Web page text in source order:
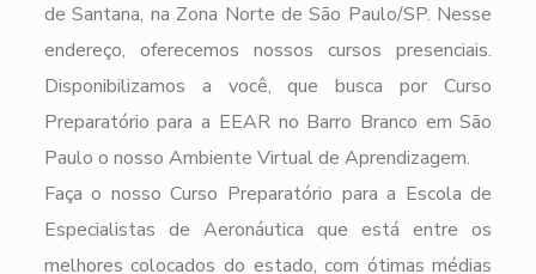
de Santana, na Zona Norte de São Paulo/SP. Nesse
endereço, oferecemos nossos cursos presenciais.
Disponibilizamos a você, que busca por Curso
Preparatório para a EEAR no Barro Branco em São
Paulo o nosso Ambiente Virtual de Aprendizagem.
Faça o nosso Curso Preparatório para a Escola de
Especialistas de Aeronáutica que está entre os
melhores colocados do estado, com ótimas médias